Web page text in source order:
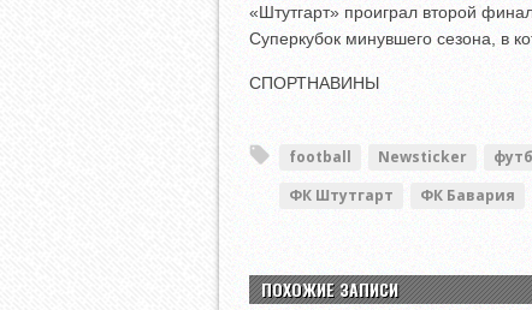
«Штутгарт» проиграл второй
Суперкубок минувшего сезона, в
СПОРТНАВИНЫ
football Newsticker
ФК Штутгарт
ФК Бавария
ПОХОЖИЕ ЗАПИСИ